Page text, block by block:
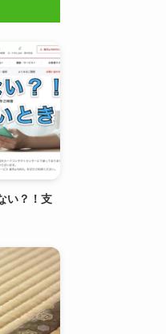
い？！支